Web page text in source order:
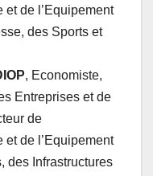
et de l’Equipement
des Sports et
, Economiste,
Entreprises et de
de
et de l’Equipement
des Infrastructures